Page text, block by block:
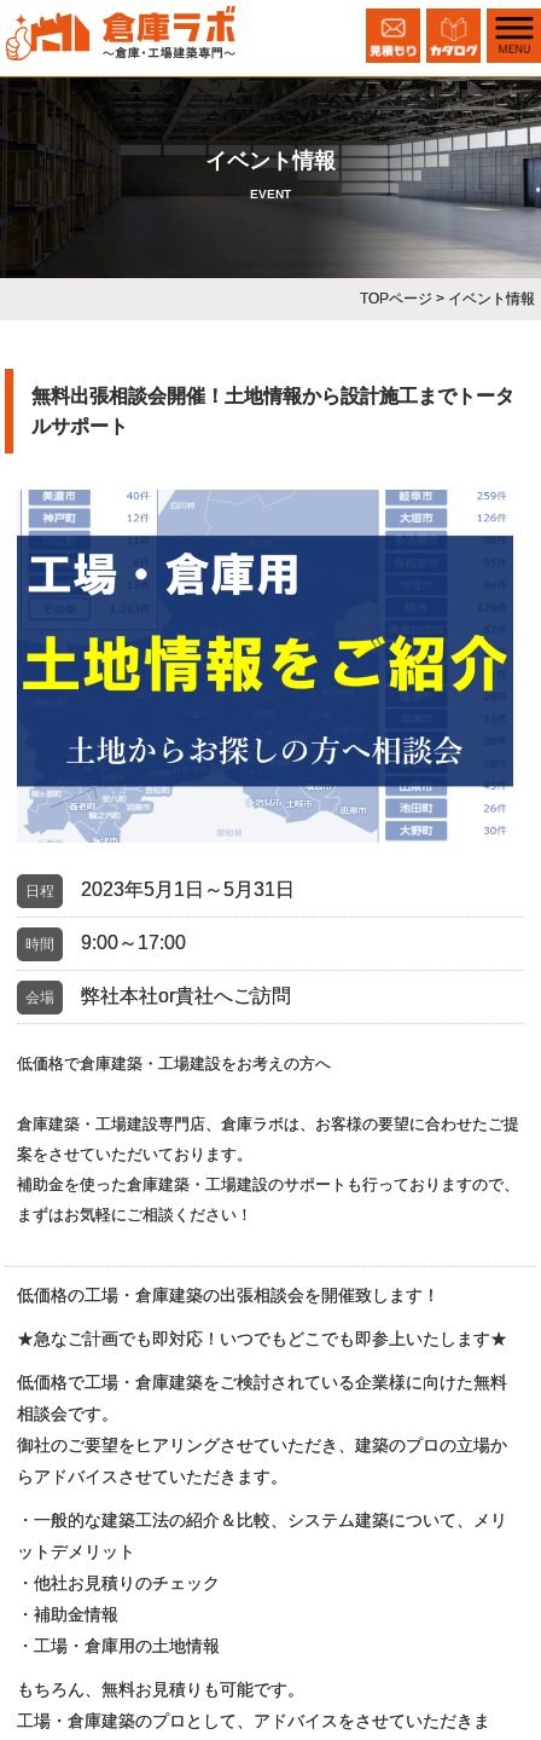
イベント情報
EVENT
TOPページ > イベント情報
無料出張相談会開催！土地情報から設計施工までトータ
ルサポート
日程 2023年5月1日～5月31日
時間 9:00～17:00
会場 弊社本社or貴社へご訪問
低価格で倉庫建築・工場建設をお考えの方へ
倉庫建築・工場建設専門店、倉庫ラボは、お客様の要望に合わせたご提
案をさせていただいております。
補助金を使った倉庫建築・工場建設のサポートも行っておりますので、
まずはお気軽にご相談ください！
低価格の工場・倉庫建築の出張相談会を開催致します！
★急なご計画でも即対応！いつでもどこでも即参上いたします★
低価格で工場・倉庫建築をご検討されている企業様に向けた無料
相談会です。
御社のご要望をヒアリングさせていただき、建築のプロの立場か
らアドバイスさせていただきます。
・一般的な建築工法の紹介＆比較、システム建築について、メリ
ットデメリット
・他社お見積りのチェック
・補助金情報
・工場・倉庫用の土地情報
もちろん、無料お見積りも可能です。
工場・倉庫建築のプロとして、アドバイスをさせていただきま